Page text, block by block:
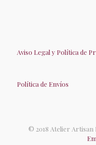
Aviso Legal y Política de
Política de Envíos
© 2018 Atelier Artisan